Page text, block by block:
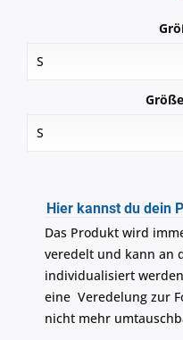
Hier kannst du dein
Das Produkt wird
veredelt und kann an
individualisiert
eine Veredelung zur
nicht mehr